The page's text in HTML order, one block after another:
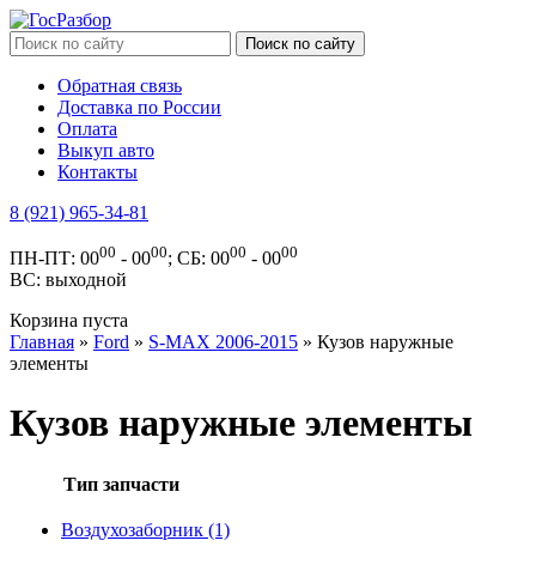
Обратная связь
Доставка по России
Оплата
Выкуп авто
Контакты
8 (921) 965-34-81
ПН-ПТ: 0000 - 0000; СБ: 0000 - 0000
ВС: выходной
Корзина пуста
Главная » Ford » S-MAX 2006-2015 » Кузов наружные
элементы
Кузов наружные элементы
Тип запчасти
Воздухозаборник (1)